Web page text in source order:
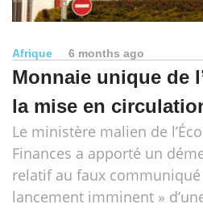
Afrique 6 months ago
Monnaie unique de
la mise en
Le ministère malien de
Finances a apporté un
relatif au faux
lancement imminent »